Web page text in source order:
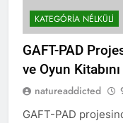
KATEGÓRIA NÉLKÜLI
GAFT-PAD
ve Oyun Kitabını
natureaddicted
GAFT-PAD